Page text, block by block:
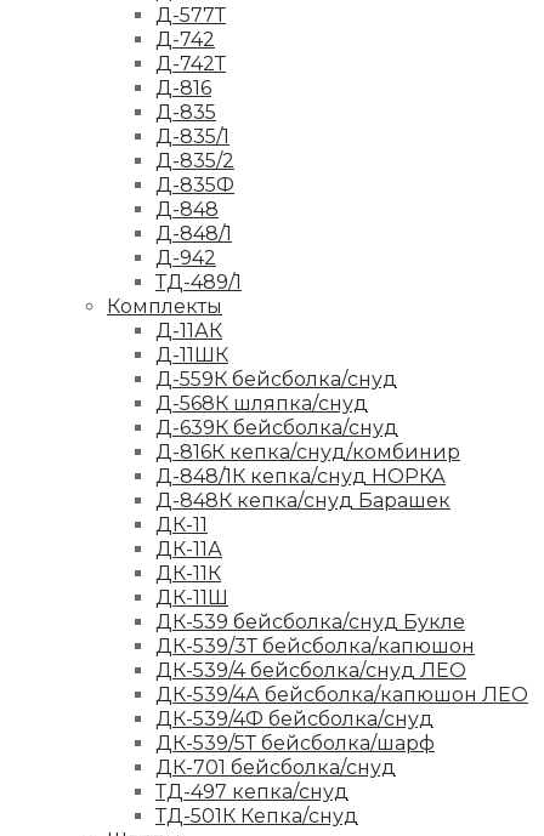
Д-577Т
Д-742
Д-742Т
Д-816
Д-835
Д-835/1
Д-835/2
Д-835Ф
Д-848
Д-848/1
Д-942
ТД-489/1
Комплекты
Д-11АК
Д-11ШК
Д-559К бейсболка/снуд
Д-568К шляпка/снуд
Д-639К бейсболка/снуд
Д-816К кепка/снуд/комбинир
Д-848/1К кепка/снуд НОРКА
Д-848К кепка/снуд Барашек
ДК-11
ДК-11А
ДК-11К
ДК-11Ш
ДК-539 бейсболка/снуд Букле
ДК-539/3Т бейсболка/капюшон
ДК-539/4 бейсболка/снуд ЛЕО
ДК-539/4А бейсболка/капюшон ЛЕО
ДК-539/4Ф бейсболка/снуд
ДК-539/5Т бейсболка/шарф
ДК-701 бейсболка/снуд
ТД-497 кепка/снуд
ТД-501К Кепка/снуд